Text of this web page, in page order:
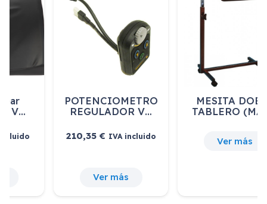
POTENCIOMETRO
REGULADOR V…
210,35 IVA incluido
MESITA DOBLE
TABLERO (MAR…